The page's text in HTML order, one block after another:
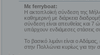
Με ferryboat:
Η ακτοπλοϊκή σύνδεση της
καθημερινή με διάρκεια
σύνδεση είναι απευθείας και 7
υπάρχουν ενδιάμεσες στάσεις
Το βασικό λιμάνι είναι ο
στην Πολλώνια κυρίως για την